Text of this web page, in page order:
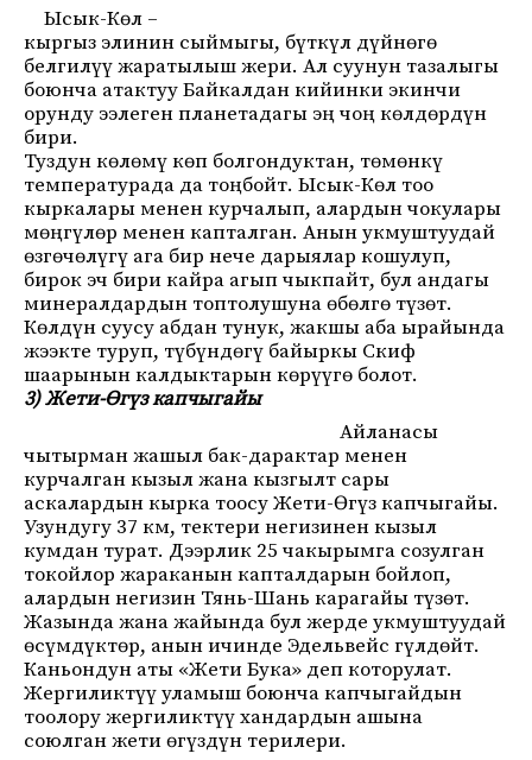
Ысык-Көл –
кыргыз элинин сыймыгы, бүткүл дүйнөгө
белгилүү жаратылыш жери. Ал суунун тазалыгы
боюнча атактуу Байкалдан кийинки экинчи
орунду ээлеген планетадагы эң чоң көлдөрдүн
бири.
Туздун көлөмү көп болгондуктан, төмөнкү
температурада да тоңбойт. Ысык-Көл тоо
кыркалары менен курчалып, алардын чокулары
мөңгүлөр менен капталган. Анын укмуштуудай
өзгөчөлүгү ага бир нече дарыялар кошулуп,
бирок эч бири кайра агып чыкпайт, бул андагы
минералдардын топтолушуна өбөлгө түзөт.
Көлдүн суусу абдан тунук, жакшы аба ырайында
жээкте туруп, түбүндөгү байыркы Скиф
шаарынын калдыктарын көрүүгө болот.
3) Жети-Өгүз капчыгайы
Айланасы
чытырман жашыл бак-дарактар менен
курчалган кызыл жана кызгылт сары
аскалардын кырка тоосу Жети-Өгүз капчыгайы.
Узундугу 37 км, тектери негизинен кызыл
кумдан турат. Дээрлик 25 чакырымга созулган
токойлор жараканын капталдарын бойлоп,
алардын негизин Тянь-Шань карагайы түзөт.
Жазында жана жайында бул жерде укмуштуудай
өсүмдүктөр, анын ичинде Эдельвейс гүлдөйт.
Каньондун аты «Жети Бука» деп которулат.
Жергиликтүү уламыш боюнча капчыгайдын
тоолору жергиликтүү хандардын ашына
союлган жети өгүздүн терилери.